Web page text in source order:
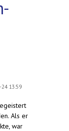
13:59
Als er
war